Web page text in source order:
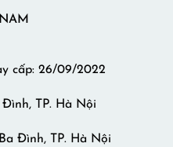
cấp: 26/09/2022
Đình, TP. Hà Nội
Đình, TP. Hà Nội